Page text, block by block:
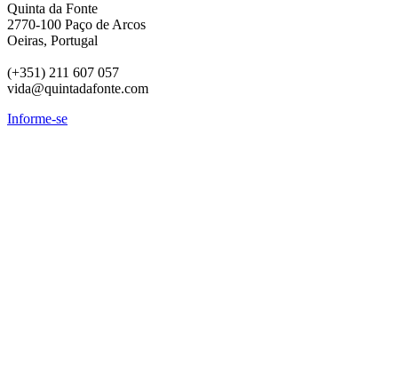
Quinta da Fonte
2770-100 Paço de Arcos
Oeiras, Portugal
(+351) 211 607 057
vida@quintadafonte.com
Informe-se